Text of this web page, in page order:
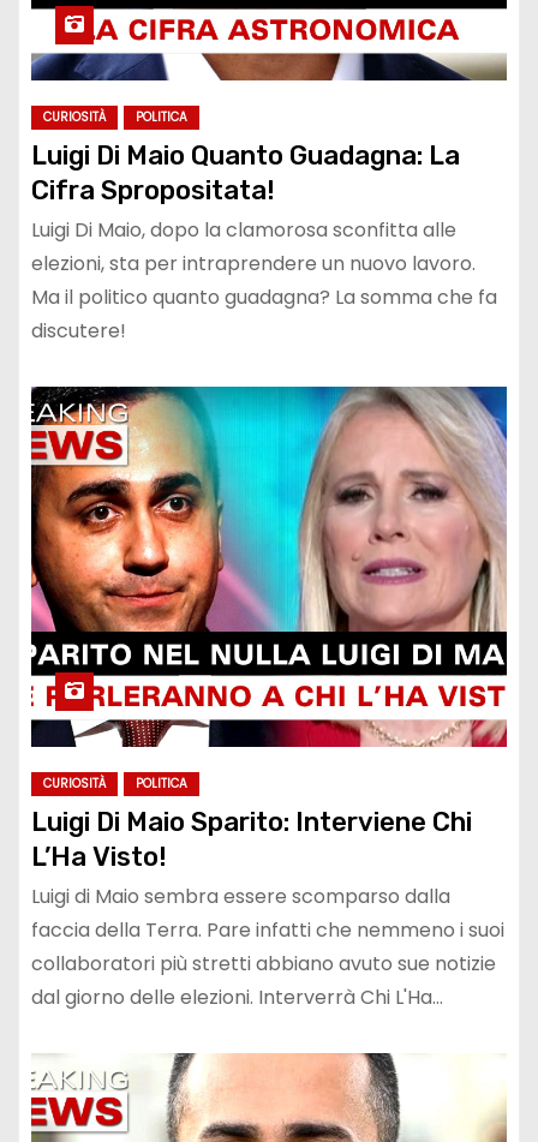
CURIOSITÀ POLITICA
Luigi Di Maio Quanto Guadagna: La
Cifra Spropositata!
Luigi Di Maio, dopo la clamorosa sconfitta alle
elezioni, sta per intraprendere un nuovo lavoro.
Ma il politico quanto guadagna? La somma che fa
discutere!
CURIOSITÀ POLITICA
Luigi Di Maio Sparito: Interviene Chi
L’Ha Visto!
Luigi di Maio sembra essere scomparso dalla
faccia della Terra. Pare infatti che nemmeno i suoi
collaboratori più stretti abbiano avuto sue notizie
dal giorno delle elezioni. Interverrà Chi L'Ha…